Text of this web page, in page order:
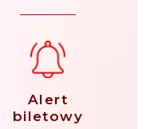
Alert
biletowy